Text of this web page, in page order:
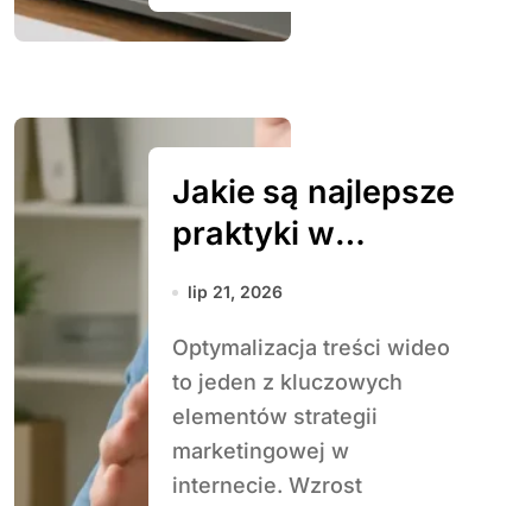
Jakie są najlepsze
praktyki w
optymalizacji
lip 21, 2026
Optymalizacja treści wideo
to jeden z kluczowych
elementów strategii
marketingowej w
internecie. Wzrost